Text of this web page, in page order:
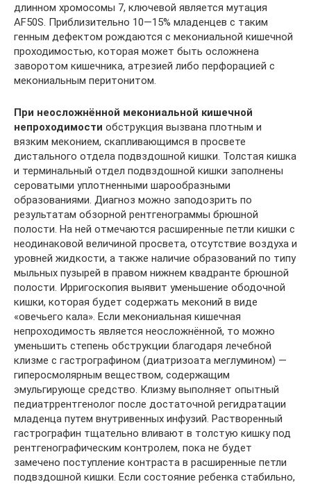
длинном хромосомы 7, ключевой является мутация
AF50S. Приблизительно 10—15% младенцев с таким
генным дефектом рождаются с мекониальной кишечной
проходимостью, которая может быть осложнена
заворотом кишечника, атрезией либо перфорацией с
мекониальным перитонитом.
При неосложнённой мекониальной кишечной
непроходимости обструкция вызвана плотным и
вязким меконием, скапливающимся в просвете
дистального отдела подвздошной кишки. Толстая кишка
и терминальный отдел подвздошной кишки заполнены
сероватыми уплотненными шарообразными
образованиями. Диагноз можно заподозрить по
результатам обзорной рентгенограммы брюшной
полости. На ней отмечаются расширенные петли кишки с
неодинаковой величиной просвета, отсутствие воздуха и
уровней жидкости, а также наличие образований по типу
мыльных пузырей в правом нижнем квадранте брюшной
полости. Ирригоскопия выявит уменьшение ободочной
кишки, которая будет содержать меконий в виде
«овечьего кала». Если мекониальная кишечная
непроходимость является неосложнённой, то можно
уменьшить степень обструкции благодаря лечебной
клизме с гастрографином (диатризоата меглумином) —
гиперосмолярным веществом, содержащим
эмульгирующе средство. Клизму выполняет опытный
педиатррентгенолог после достаточной регидратации
младенца путем внутривенных инфузий. Растворенный
гастрографин тщательно вливают в толстую кишку под
рентгенографическим контролем, пока не будет
замечено поступление контраста в расширенные петли
подвздошной кишки. Если состояние ребенка стабильно,